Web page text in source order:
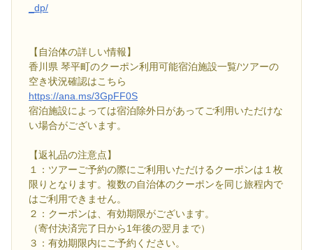
_dp/
【自治体の詳しい情報】
香川県 琴平町のクーポン利用可能宿泊施設一覧/ツアーの
空き状況確認はこちら
https://ana.ms/3GpFF0S
宿泊施設によっては宿泊除外日があってご利用いただけな
い場合がございます。
【返礼品の注意点】
１：ツアーご予約の際にご利用いただけるクーポンは１枚
限りとなります。複数の自治体のクーポンを同じ旅程内で
はご利用できません。
２：クーポンは、有効期限がございます。
（寄付決済完了日から1年後の翌月まで）
３：有効期限内にご予約ください。